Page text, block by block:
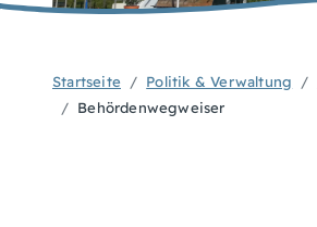
Startseite Politik & Verwaltung
Behördenwegweiser